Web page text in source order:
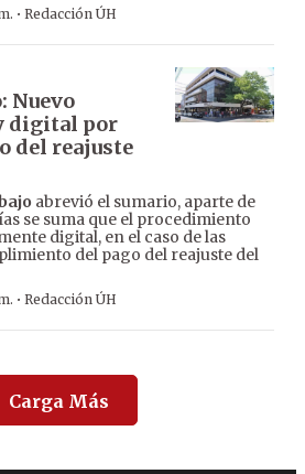
· Redacción ÚH
Nuevo
digital por
del reajuste
abrevió el sumario, aparte de
se suma que el procedimiento
digital, en el caso de las
del pago del reajuste del
· Redacción ÚH
Carga Más